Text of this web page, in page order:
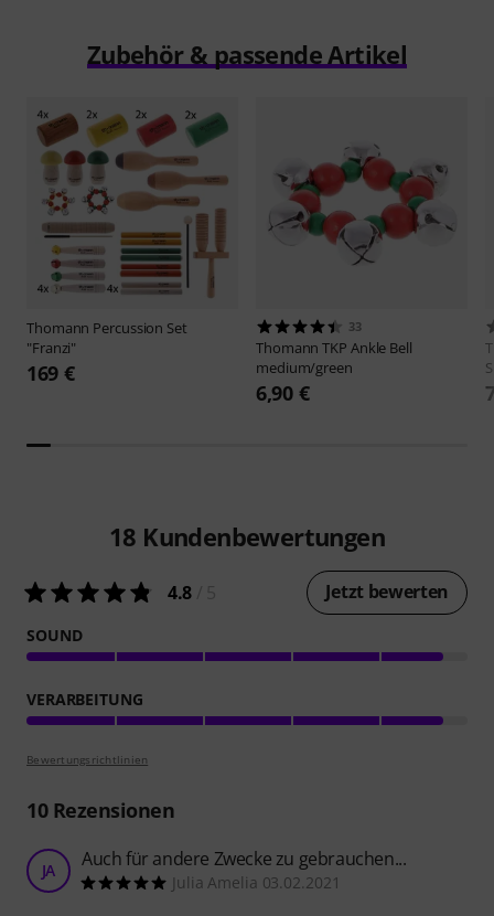
Zubehör & passende Artikel
Thomann Percussion Set
"Franzi"
169 €
33
ThomannTKP Ankle Bell
medium/green
6,90 €
18 Kundenbewertungen
4.8 Jetzt bewerten
SOUND
VERARBEITUNG
Bewertungsrichtlinien
10Rezensionen
JA Auch für andere Zwecke zu gebrauchen...
Julia Amelia 03.02.2021